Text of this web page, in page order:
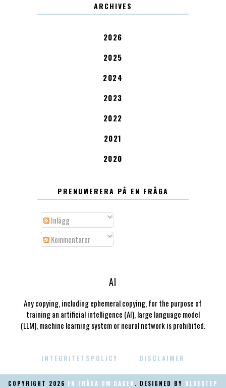
ARCHIVES
2026
2025
2024
2023
2022
2021
2020
PRENUMERERA PÅ EN FRÅGA
Inlägg
Kommentarer
AI
Any copying, including ephemeral copying, for the purpose of
training an artificial intelligence (AI), large language model
(LLM), machine learning system or neural network is prohibited.
INTEGRITETSPOLICY DISCLAIMER
COPYRIGHT 2026 EN FRÅGA OM DAGEN . DESIGNED BY BLUESTEP